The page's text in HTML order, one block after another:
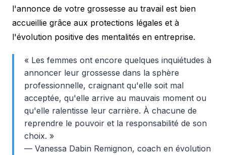
l'annonce de votre grossesse au travail est bien
accueillie grâce aux protections légales et à
l'évolution positive des mentalités en entreprise.
« Les femmes ont encore quelques inquiétudes à
annoncer leur grossesse dans la sphère
professionnelle, craignant qu'elle soit mal
acceptée, qu'elle arrive au mauvais moment ou
qu'elle ralentisse leur carrière. À chacune de
reprendre le pouvoir et la responsabilité de son
choix. »
— Vanessa Dabin Remignon, coach en évolution